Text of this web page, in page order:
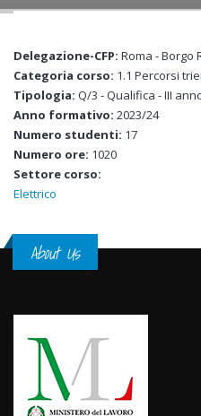
Delegazione-CFP: Roma - Borgo
Categoria corso: 1.1 Percorsi
Tipologia: Q/3 - Qualifica - III
Anno formativo: 2023/24
Numero studenti: 17
Numero ore: 1020
Settore corso:
Elettrico
About Us